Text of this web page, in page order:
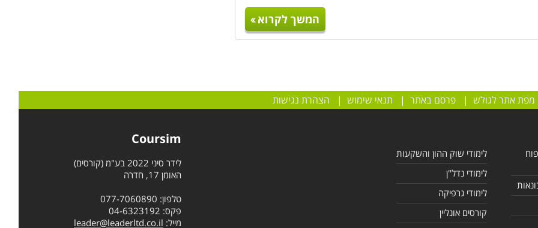
המשך לקרוא
מפת אתר לגולש |פרסם באתר | תנאי שימוש | הצהרת נגישות
לימודי שוק ההון והשקעות
לימודי נדל"ן
לימודי גרפיקה
קורסים אונליין
Coursim
לידר סיני 2022 בע"מ (קורסים)
האומן 17, חדרה
טלפון: 077-7060890
פקס: 04-6323192
מייל: leader@leaderltd.co.il